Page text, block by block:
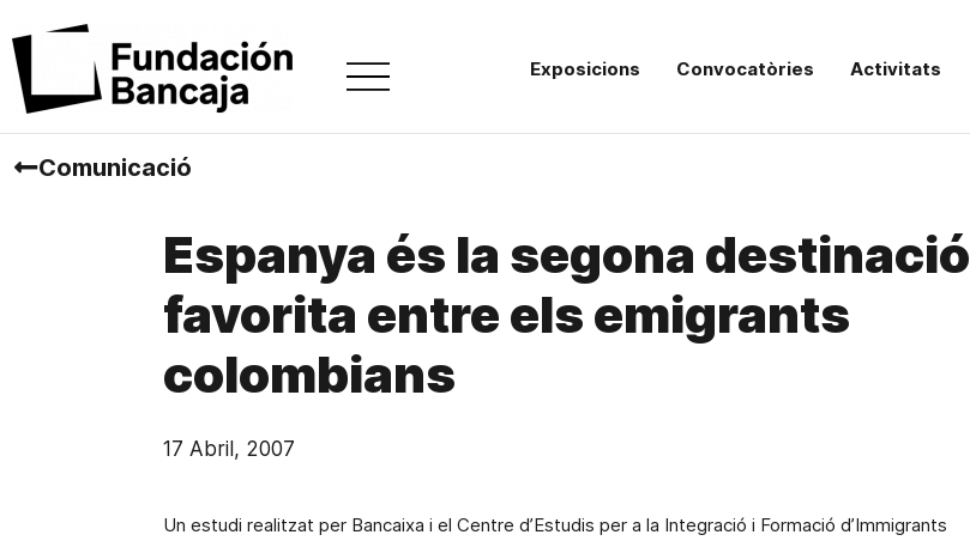
Exposicions Convocatòries Activitats
Comunicació
Espanya és la segona destinació
favorita entre els emigrants
colombians
17 Abril, 2007
Un estudi realitzat per Bancaixa i el Centre d’Estudis per a la Integració i Formació d’Immigrants